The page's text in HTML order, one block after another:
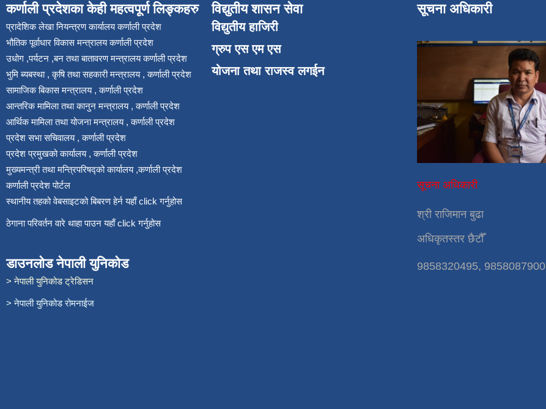
कर्णाली प्रदेशका केही महत्वपूर्ण लिङ्कहरु
प्रादेशिक लेखा नियन्त्रण कार्यालय कर्णाली प्रदेश
भौतिक पूर्वाधार विकास मन्त्रालय कर्णाली प्रदेश
उधोग ,पर्यटन ,बन तथा बातावरण मन्त्रालय कर्णाली प्रदेश
भुमि ब्यबस्था , कृषि तथा सहकारी मन्त्रालय , कर्णाली प्रदेश
सामाजिक बिकास मन्त्रालय , कर्णाली प्रदेश
आन्तरिक मामिला तथा कानुन मन्त्रालय , कर्णाली प्रदेश
आर्थिक मामिला तथा योजना मन्त्रालय , कर्णाली प्रदेश
प्रदेश सभा सचिवालय , कर्णाली प्रदेश
प्रदेश प्रमुखको कार्यालय , कर्णाली प्रदेश
मुख्यमन्त्री तथा मन्त्रिपरिषद्को कार्यालय ,कर्णाली प्रदेश
कर्णाली प्रदेश पोर्टल
स्थानीय तहको वेबसाइटको बिबरण हेर्न यहाँ click गर्नुहोस
ठेगाना परिवर्तन वारे थाहा पाउन यहाँ click गर्नुहोस
डाउनलोड नेपाली युनिकोड
> नेपाली युनिकोड ट्रेडिसन
> नेपाली युनिकोड रोमनाईज
विद्युतीय शासन सेवा
विद्युतीय हाजिरी
ग्रुप एस एम एस
योजना तथा राजस्व लगईन
सूचना अधिकारी
सूचना अधिकारी
श्री राजिमान बुढा
अधिकृतस्तर छैटौँ
9858320495, 9858087900